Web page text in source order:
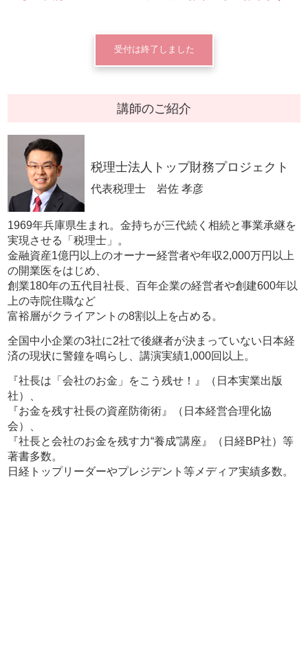
受付は終了しました
講師のご紹介
税理士法人トップ財務プロジェクト
代表税理士 岩佐 孝彦
1969年兵庫県生まれ。金持ちが三代続く相続と事業承継を
実現させる「税理士」。
金融資産1億円以上のオーナー経営者や年収2,000万円以上
の開業医をはじめ、
創業180年の五代目社長、百年企業の経営者や創建600年以
上の寺院住職など
富裕層がクライアントの8割以上を占める。
全国中小企業の3社に2社で後継者が決まっていない日本経
済の現状に警鐘を鳴らし、講演実績1,000回以上。
『社長は「会社のお金」をこう残せ！』（日本実業出版
社）、
『お金を残す社長の資産防衛術』（日本経営合理化協
会）、
『社長と会社のお金を残す力“養成”講座』（日経BP社）等
著書多数。
日経トップリーダーやプレジデント等メディア実績多数。